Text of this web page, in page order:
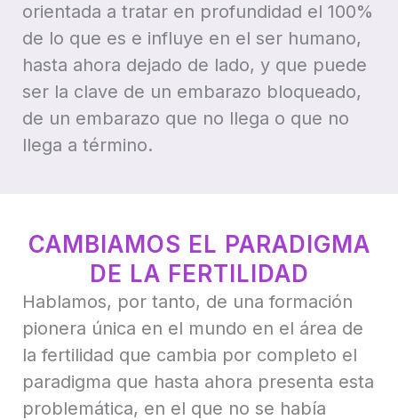
orientada a tratar en profundidad el 100%
de lo que es e influye en el ser humano,
hasta ahora dejado de lado, y que puede
ser la clave de un embarazo bloqueado,
de un embarazo que no llega o que no
llega a término.
CAMBIAMOS EL PARADIGMA
DE LA FERTILIDAD
Hablamos, por tanto, de una formación
pionera única en el mundo en el área de
la fertilidad que cambia por completo el
paradigma que hasta ahora presenta esta
problemática, en el que no se había